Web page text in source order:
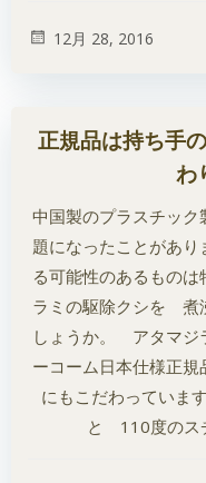
12月 28, 2016
正規品は持ち手
わ
中国製のプラスチッ
題になったことがあ
る可能性のあるもの
ラミの駆除クシを 煮
しょうか。 アタマジ
ーコーム日本仕様正
にもこだわっていま
と 110度のス